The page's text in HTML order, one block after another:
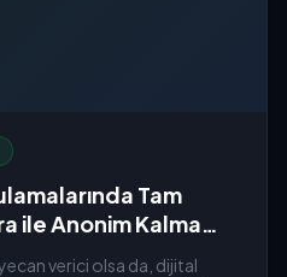
Tam
ile Anonim Kalma
verici olsa da, dijital